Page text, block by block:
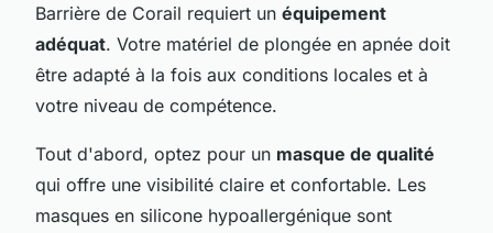
Barrière de Corail requiert un équipement
adéquat. Votre matériel de plongée en apnée doit
être adapté à la fois aux conditions locales et à
votre niveau de compétence.
Tout d'abord, optez pour un masque de qualité
qui offre une visibilité claire et confortable. Les
masques en silicone hypoallergénique sont